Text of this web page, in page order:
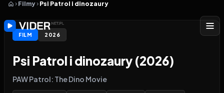
Filmy Psi Patrol i dinozaury
FILM 2026
Psi Patrol i dinozaury (2026)
PAW Patrol: The Dino Movie